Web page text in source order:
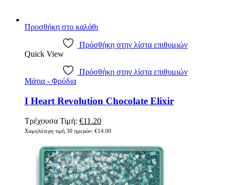
Προσθήκη στο καλάθι
Πρόσθήκη στην λίστα επιθυμιών
Quick View
Πρόσθήκη στην λίστα επιθυμιών
Μάτια - Φρύδια
I Heart Revolution Chocolate Elixir
Τρέχουσα Τιμή: Original
price
€14.00.
€11.20Η
τρέχουσα
είναι:
€11.20.
Χαμηλότερη τιμή 30 ημερών: €14.00